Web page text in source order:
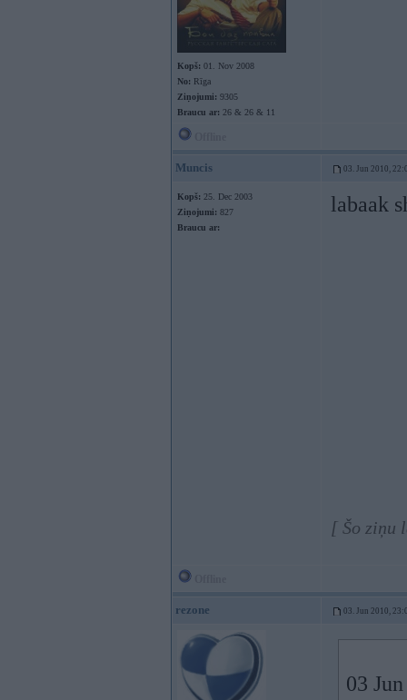
Kopš: 01. Nov 2008
No: Rīga
Ziņojumi: 9305
Braucu ar: 26 & 26 & 11
Muncis 03. Jun 2010,
Kopš: 25. Dec 2003
Ziņojumi: 827
Braucu ar:
labaak
[ Šo ziņu
rezone 03. Jun 2010,
03